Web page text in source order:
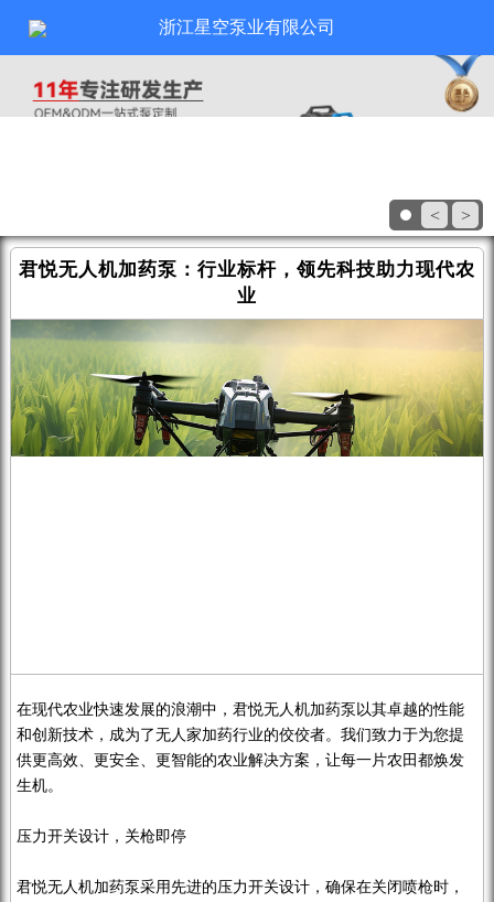
>
<
浙江星空泵业有限公司
君悦无人机加药泵：行业标杆，领先科技助力现代农
业
在现代农业快速发展的浪潮中，君悦无人机加药泵以其卓越的性能
和创新技术，成为了无人家加药行业的佼佼者。我们致力于为您提
供更高效、更安全、更智能的农业解决方案，让每一片农田都焕发
生机。
压力开关设计，关枪即停
君悦无人机加药泵采用先进的压力开关设计，确保在关闭喷枪时，